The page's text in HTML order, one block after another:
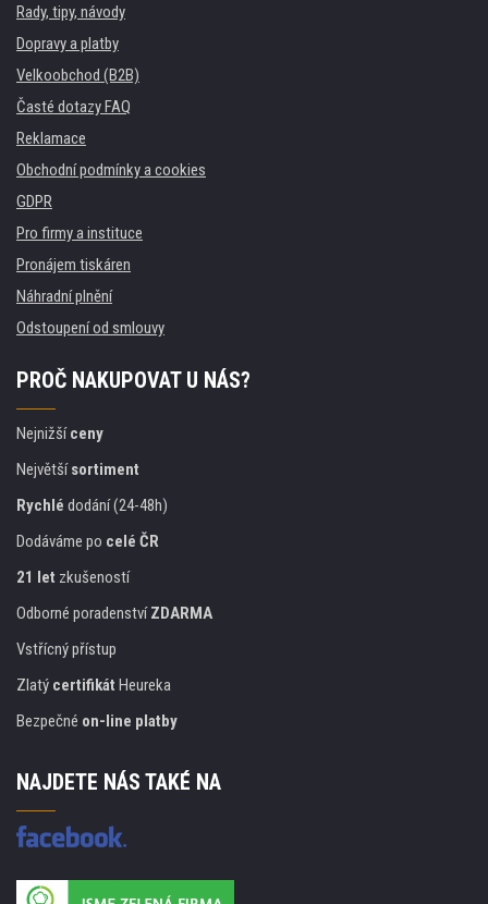
Rady, tipy, návody
Dopravy a platby
Velkoobchod (B2B)
Časté dotazy FAQ
Reklamace
Obchodní podmínky a cookies
GDPR
Pro firmy a instituce
Pronájem tiskáren
Náhradní plnění
Odstoupení od smlouvy
PROČ NAKUPOVAT U NÁS?
Nejnižšíceny
Největšísortiment
Rychlé dodání (24-48h)
Dodáváme po celé ČR
21 let zkušeností
Odborné poradenstvíZDARMA
Vstřícný přístup
Zlatý certifikát Heureka
Bezpečné on-line platby
NAJDETE NÁS TAKÉ NA